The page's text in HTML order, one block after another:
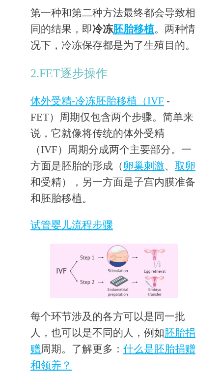
第一种和第二种方法最终都会导致相
同的结果，即冷冻胚胎移植。两种情
况下，冷冻保存都是为了生殖目的。
2.FET逐步操作
体外受精-冷冻胚胎移植（IVF -
FET）周期仅包含两个步骤。简单来
说，它就像将传统的体外受精
（IVF）周期分成两个主要部分。一
方面是胚胎的形成（卵巢刺激、 取卵
和受精），另一方面是子宫内膜准备
和胚胎移植。
试管婴儿流程步骤
每个环节涉及的各方可以是同一批
人，也可以是不同的人，例如胚胎捐
赠周期。了解更多： 什么是胚胎捐赠
和领养？